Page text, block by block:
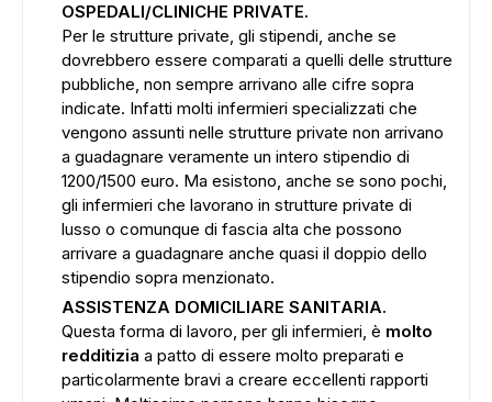
OSPEDALI/CLINICHE PRIVATE.
Per le strutture private, gli stipendi, anche se
dovrebbero essere comparati a quelli delle strutture
pubbliche, non sempre arrivano alle cifre sopra
indicate. Infatti molti infermieri specializzati che
vengono assunti nelle strutture private non arrivano
a guadagnare veramente un intero stipendio di
1200/1500 euro. Ma esistono, anche se sono pochi,
gli infermieri che lavorano in strutture private di
lusso o comunque di fascia alta che possono
arrivare a guadagnare anche quasi il doppio dello
stipendio sopra menzionato.
ASSISTENZA DOMICILIARE SANITARIA.
Questa forma di lavoro, per gli infermieri, è molto
redditizia a patto di essere molto preparati e
particolarmente bravi a creare eccellenti rapporti